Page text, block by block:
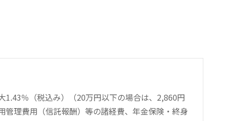
％（税込み）（20万円以下の場合は、2,860円
管理費用（信託報酬）等の諸経費、年金保険・終身